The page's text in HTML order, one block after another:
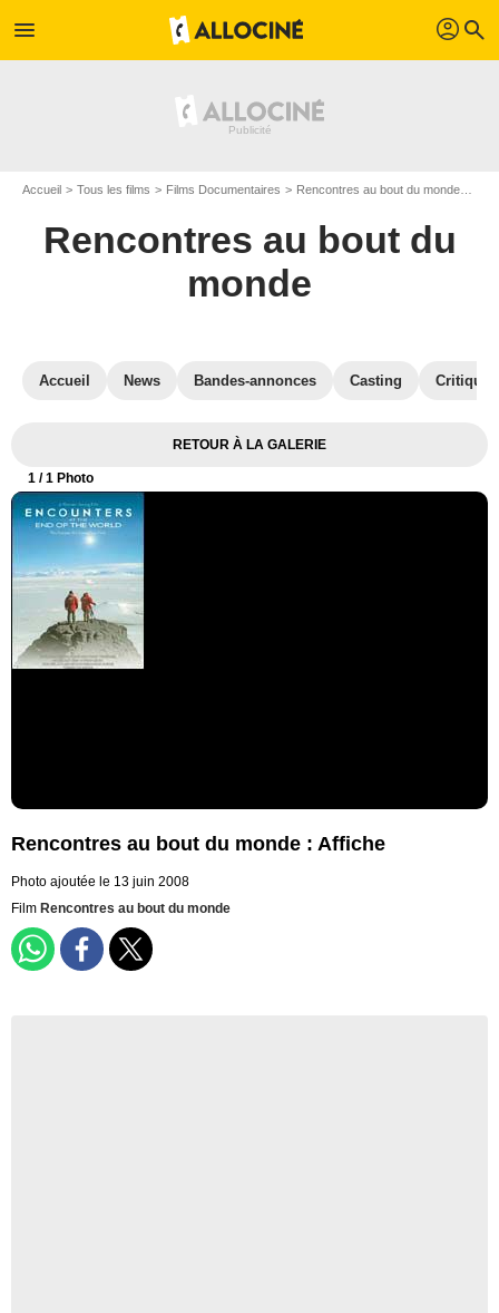
menu profil search
Accueil Tous les films Films Documentaires Rencontres au bout du monde
Rencontres au bout du
monde
Accueil News Bandes-annonces Casting
RETOUR À LA GALERIE
1 / 1 Photo
Rencontres au bout du monde : Affiche
Photo ajoutée le 13 juin 2008
Film Rencontres au bout du monde